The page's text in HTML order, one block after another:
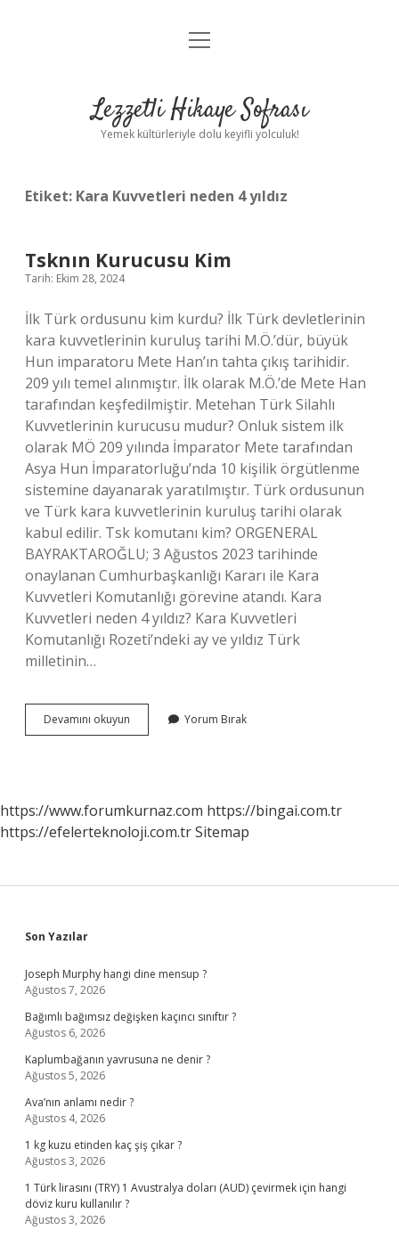
Anasayfa
Yasal Uyarı
menüyü
Lezzetli Hikaye Sofrası
Yemek kültürleriyle dolu keyifli yolculuk!
Etiket: Kara Kuvvetleri neden 4 yıldız
Tsknın Kurucusu Kim
Tarih: Ekim 28, 2024
İlk Türk ordusunu kim kurdu? İlk Türk devletlerinin
kara kuvvetlerinin kuruluş tarihi M.Ö.’dür, büyük
Hun imparatoru Mete Han’ın tahta çıkış tarihidir.
209 yılı temel alınmıştır. İlk olarak M.Ö.’de Mete Han
tarafından keşfedilmiştir. Metehan Türk Silahlı
Kuvvetlerinin kurucusu mudur? Onluk sistem ilk
olarak MÖ 209 yılında İmparator Mete tarafından
Asya Hun İmparatorluğu’nda 10 kişilik örgütlenme
sistemine dayanarak yaratılmıştır. Türk ordusunun
ve Türk kara kuvvetlerinin kuruluş tarihi olarak
kabul edilir. Tsk komutanı kim? ORGENERAL
BAYRAKTAROĞLU; 3 Ağustos 2023 tarihinde
onaylanan Cumhurbaşkanlığı Kararı ile Kara
Kuvvetleri Komutanlığı görevine atandı. Kara
Kuvvetleri neden 4 yıldız? Kara Kuvvetleri
Komutanlığı Rozeti’ndeki ay ve yıldız Türk
milletinin…
Devamını okuyun
Kurucusu
Yorum Bırak
https://www.forumkurnaz.com https://bingai.com.tr
https://efelerteknoloji.com.trSitemap
Sidebar
Son Yazılar
Joseph Murphy hangi dine mensup ?
Ağustos 7, 2026
Bağımlı bağımsız değişken kaçıncı sınıftır ?
Ağustos 6, 2026
Kaplumbağanın yavrusuna ne denir ?
Ağustos 5, 2026
Ava’nın anlamı nedir ?
Ağustos 4, 2026
1 kg kuzu etinden kaç şiş çıkar ?
Ağustos 3, 2026
1 Türk lirasını (TRY) 1 Avustralya doları (AUD) çevirmek için hangi
döviz kuru kullanılır ?
Ağustos 3, 2026